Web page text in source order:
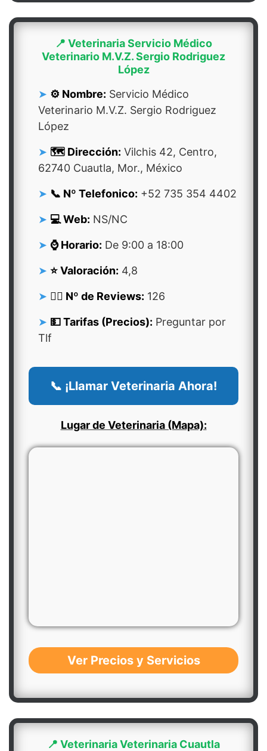
📍 Veterinaria Servicio Médico
Veterinario M.V.Z. Sergio Rodriguez
López
⚙️ Nombre: Servicio Médico
Veterinario M.V.Z. Sergio Rodriguez
López
🗺️ Dirección: Vilchis 42, Centro,
62740 Cuautla, Mor., México
📞 Nº Telefonico: +52 735 354 4402
💻 Web: NS/NC
⌚ Horario: De 9:00 a 18:00
⭐ Valoración: 4,8
👍🏻 Nº de Reviews: 126
💵 Tarifas (Precios): Preguntar por
Tlf
📞 ¡Llamar Veterinaria Ahora!
Lugar de Veterinaria (Mapa):
Ver Precios y Servicios
📍 Veterinaria Veterinaria Cuautla